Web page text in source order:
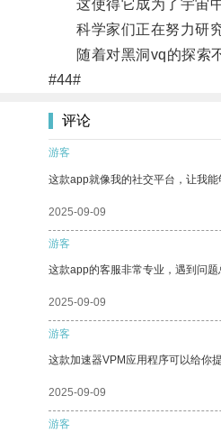
这使得它成为了宇宙中
科学家们正在努力研究
随着对黑洞vq的探索不
#44#
评论
游客
这款app就像我的社交平台，让我能
2025-09-09
游客
这款app的客服非常专业，遇到问题
2025-09-09
游客
这款加速器VPM应用程序可以给你
2025-09-09
游客